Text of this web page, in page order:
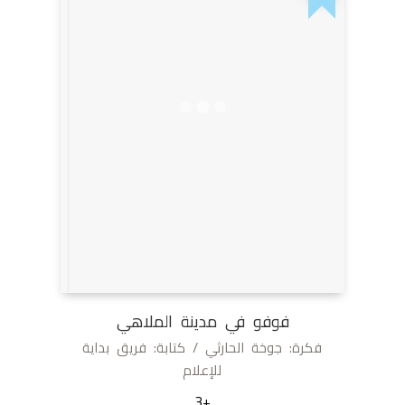
فوفو في مدينة الملاهي
فكرة: جوخة الحارثي / كتابة: فريق بداية
للإعلام